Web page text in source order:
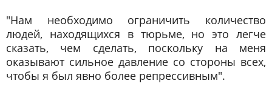
"Нам необходимо ограничить количество
людей, находящихся в тюрьме, но это легче
сказать, чем сделать, поскольку на меня
оказывают сильное давление со стороны всех,
чтобы я был явно более репрессивным".